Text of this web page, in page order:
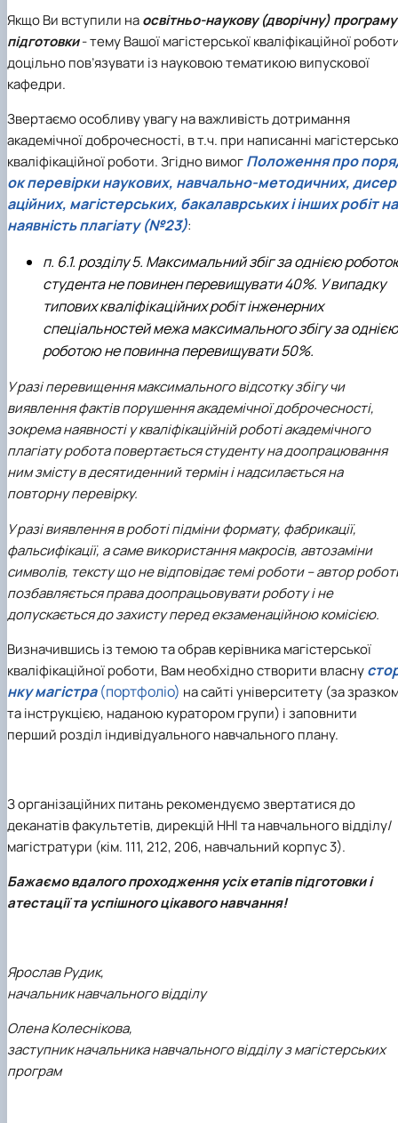
Якщо Ви вступили наосвітньо-наукову (дворічну) програму
підготовки- тему Вашої магістерської кваліфікаційної
доцільно пов’язувати із науковою тематикою випускової
кафедри.
Звертаємо особливу увагу на важливість дотримання
академічної доброчесності, в т.ч. при написанні
кваліфікаційної роботи. Згідно вимогПоложення про
ок перевірки наукових, навчально-методичних,
аційних, магістерських, бакалаврських і інших робіт на
наявність плагіату (№23):
п. 6.1. розділу 5. Максимальний збіг за однією
студента не повинен перевищувати 40%. У випадку
типових кваліфікаційних робіт інженерних
спеціальностей межа максимального збігу за однією
роботою не повинна перевищувати 50%.
У разі перевищення максимального відсотку збігу чи
виявлення фактів порушення академічної доброчесності,
зокрема наявності у кваліфікаційній роботі академічного
плагіату робота повертається студенту на доопрацювання
ним змісту в десятиденний термін і надсилається на
повторну перевірку.
У разі виявлення в роботі підміни формату, фабрикації,
фальсифікації, а саме використання макросів, автозаміни
символів, тексту що не відповідає темі роботи – автор
позбавляється права доопрацьовувати роботу і не
допускається до захисту перед екзаменаційною комісією.
Визначившись із темою та обрав керівника магістерської
кваліфікаційної роботи, Вам необхідно створити власну
нку магістра(портфоліо) на сайті університету (за
та інструкцією, наданою куратором групи) і заповнити
перший розділ індивідуального навчального плану.
З організаційних питань рекомендуємо звертатися до
деканатів факультетів, дирекцій ННІ та навчального відділу/
магістратури (кім. 111, 212, 206, навчальний корпус 3).
Бажаємо вдалого проходження усіх етапів підготовки і
атестації та успішного цікавого навчання!
Ярослав Рудик,
начальник навчального відділу
Олена Колеснікова,
заступник начальника навчального відділу з магістерських
програм